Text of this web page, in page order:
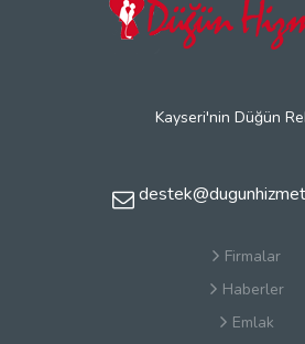
Kayseri'nin Düğün
Firmalar
Haberler
Emlak